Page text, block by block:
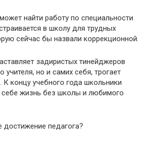
найти работу по специальности
в школу для трудных
сейчас бы назвали коррекционной.
задиристых тинейджеров
учителя, но и самих себя, трогает
К концу учебного года школьники
себе жизнь без школы и любимого
достижение педагога?